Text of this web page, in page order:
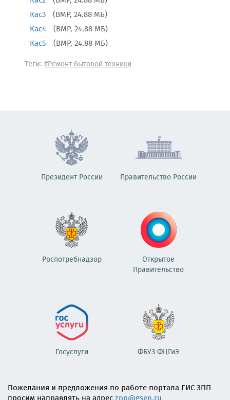
Кас3 (BMP, 24.88 МБ)
Кас4 (BMP, 24.88 МБ)
Кас5
(BMP, 24.88 МБ)
Теги: #Ремонт бытовой техники
Президент России Правительство России
Роспотребнадзор
Открытое
Правительство
Госуслуги ФБУЗ ФЦГиЭ
Пожелания и предложения по работе портала ГИС ЗПП